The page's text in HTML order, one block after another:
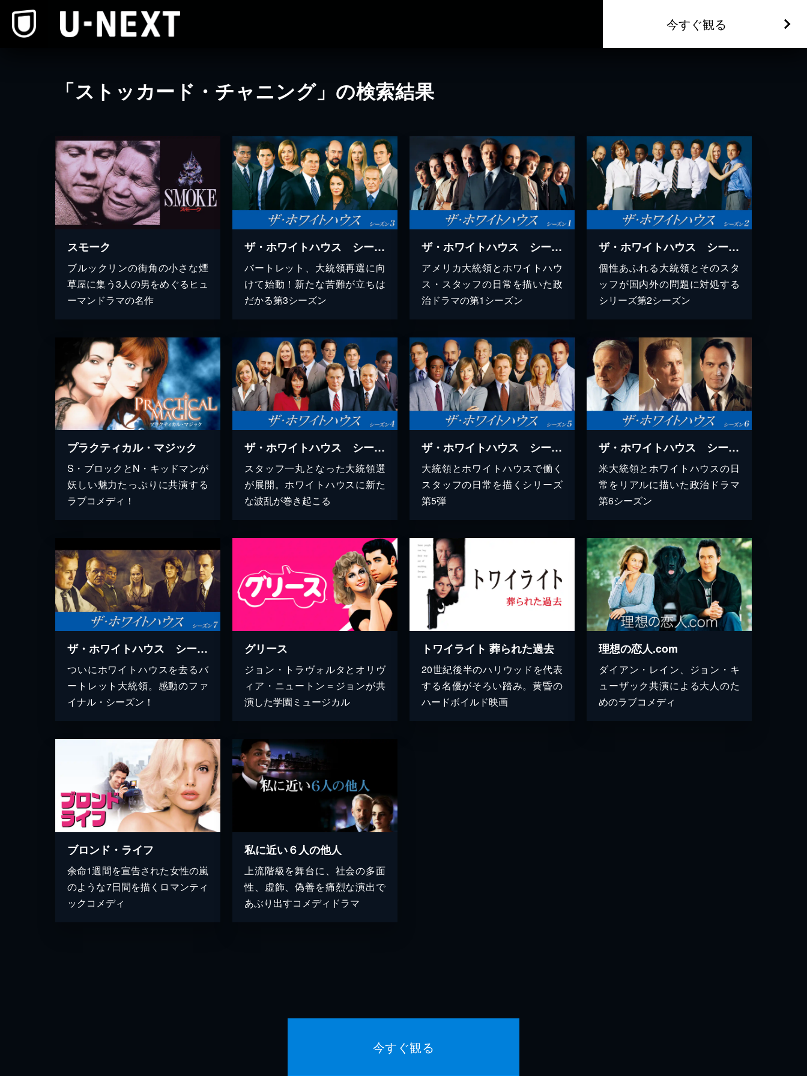
今すぐ観る
「ストッカード・チャニング」の検索結果
スモーク
ブルックリンの街角の小さな煙
草屋に集う3人の男をめぐるヒュ
ーマンドラマの名作
ザ・ホワイトハウス シーズン3
バートレット、大統領再選に向
けて始動！新たな苦難が立ちは
だかる第3シーズン
ザ・ホワイトハウス シーズン1
アメリカ大統領とホワイトハウ
ス・スタッフの日常を描いた政
治ドラマの第1シーズン
ザ・ホワイトハウス シーズン2
個性あふれる大統領とそのスタ
ッフが国内外の問題に対処する
シリーズ第2シーズン
プラクティカル・マジック
S・ブロックとN・キッドマンが
妖しい魅力たっぷりに共演する
ラブコメディ！
ザ・ホワイトハウス シーズン4
スタッフ一丸となった大統領選
が展開。ホワイトハウスに新た
な波乱が巻き起こる
ザ・ホワイトハウス シーズン5
大統領とホワイトハウスで働く
スタッフの日常を描くシリーズ
第5弾
ザ・ホワイトハウス シーズン6
米大統領とホワイトハウスの日
常をリアルに描いた政治ドラマ
第6シーズン
ザ・ホワイトハウス シーズン7
ついにホワイトハウスを去るバ
ートレット大統領。感動のファ
イナル・シーズン！
グリース
ジョン・トラヴォルタとオリヴ
ィア・ニュートン＝ジョンが共
演した学園ミュージカル
トワイライト 葬られた過去
20世紀後半のハリウッドを代表
する名優がそろい踏み。黄昏の
ハードボイルド映画
理想の恋人.com
ダイアン・レイン、ジョン・キ
ューザック共演による大人のた
めのラブコメディ
ブロンド・ライフ
余命1週間を宣告された女性の嵐
のような7日間を描くロマンティ
ックコメディ
私に近い６人の他人
上流階級を舞台に、社会の多面
性、虚飾、偽善を痛烈な演出で
あぶり出すコメディドラマ
今すぐ観る